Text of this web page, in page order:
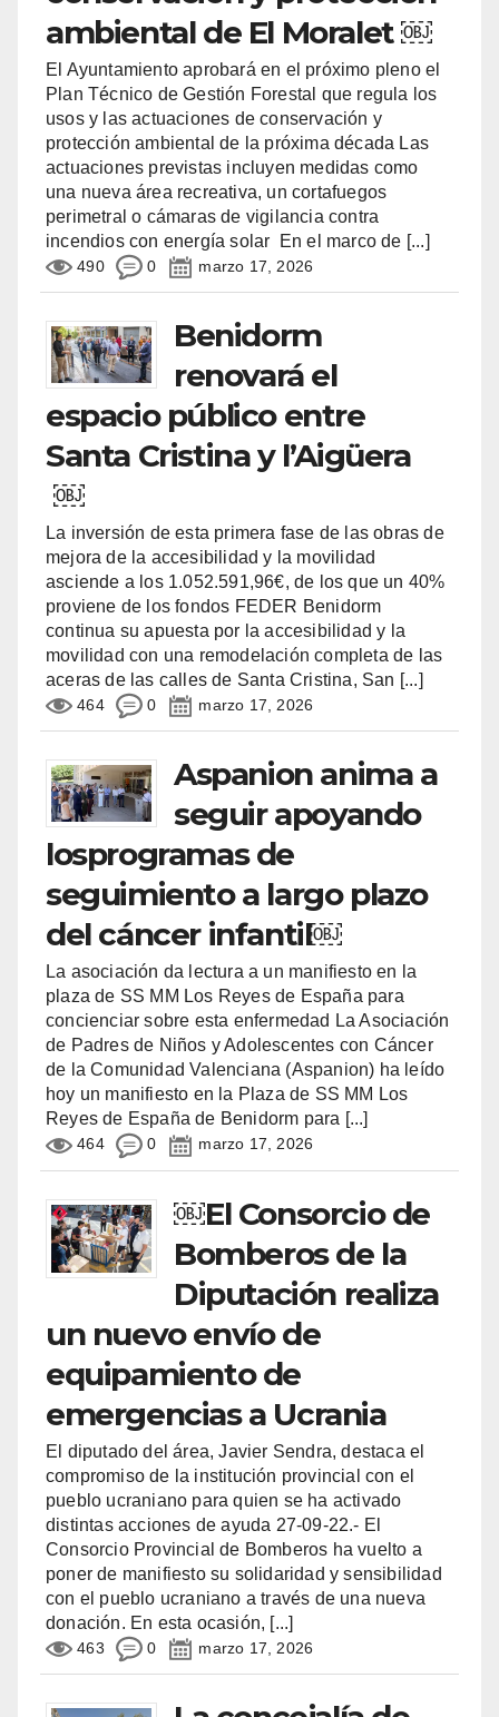
ambiental de El Moralet ￼
El Ayuntamiento aprobará en el próximo pleno el
Plan Técnico de Gestión Forestal que regula los
usos y las actuaciones de conservación y
protección ambiental de la próxima década Las
actuaciones previstas incluyen medidas como
una nueva área recreativa, un cortafuegos
perimetral o cámaras de vigilancia contra
incendios con energía solar En el marco de [...]
490 0 marzo 17, 2026
Benidorm
renovará el
espacio público entre
Santa Cristina y l’Aigüera
￼
La inversión de esta primera fase de las obras de
mejora de la accesibilidad y la movilidad
asciende a los 1.052.591,96€, de los que un 40%
proviene de los fondos FEDER Benidorm
continua su apuesta por la accesibilidad y la
movilidad con una remodelación completa de las
aceras de las calles de Santa Cristina, San [...]
464 0 marzo 17, 2026
Aspanion anima a
seguir apoyando
losprogramas de
seguimiento a largo plazo
del cáncer infantil￼
La asociación da lectura a un manifiesto en la
plaza de SS MM Los Reyes de España para
concienciar sobre esta enfermedad La Asociación
de Padres de Niños y Adolescentes con Cáncer
de la Comunidad Valenciana (Aspanion) ha leído
hoy un manifiesto en la Plaza de SS MM Los
Reyes de España de Benidorm para [...]
464 0 marzo 17, 2026
￼El Consorcio de
Bomberos de la
Diputación realiza
un nuevo envío de
equipamiento de
emergencias a Ucrania
El diputado del área, Javier Sendra, destaca el
compromiso de la institución provincial con el
pueblo ucraniano para quien se ha activado
distintas acciones de ayuda 27-09-22.- El
Consorcio Provincial de Bomberos ha vuelto a
poner de manifiesto su solidaridad y sensibilidad
con el pueblo ucraniano a través de una nueva
donación. En esta ocasión, [...]
463 0 marzo 17, 2026